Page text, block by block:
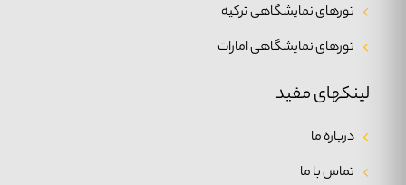
لینکهای مفید
درباره ما
تماس با ما
تورهای نمایشگاهی ترکیه
تورهای نمایشگاهی امارات